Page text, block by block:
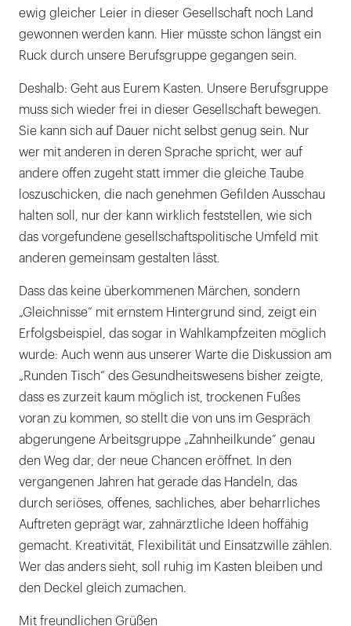
ewig gleicher Leier in dieser Gesellschaft noch Land
gewonnen werden kann. Hier müsste schon längst ein
Ruck durch unsere Berufsgruppe gegangen sein.
Deshalb: Geht aus Eurem Kasten. Unsere Berufsgruppe
muss sich wieder frei in dieser Gesellschaft bewegen.
Sie kann sich auf Dauer nicht selbst genug sein. Nur
wer mit anderen in deren Sprache spricht, wer auf
andere offen zugeht statt immer die gleiche Taube
loszuschicken, die nach genehmen Gefilden Ausschau
halten soll, nur der kann wirklich feststellen, wie sich
das vorgefundene gesellschaftspolitische Umfeld mit
anderen gemeinsam gestalten lässt.
Dass das keine überkommenen Märchen, sondern
„Gleichnisse“ mit ernstem Hintergrund sind, zeigt ein
Erfolgsbeispiel, das sogar in Wahlkampfzeiten möglich
wurde: Auch wenn aus unserer Warte die Diskussion am
„Runden Tisch“ des Gesundheitswesens bisher zeigte,
dass es zurzeit kaum möglich ist, trockenen Fußes
voran zu kommen, so stellt die von uns im Gespräch
abgerungene Arbeitsgruppe „Zahnheilkunde“ genau
den Weg dar, der neue Chancen eröffnet. In den
vergangenen Jahren hat gerade das Handeln, das
durch seriöses, offenes, sachliches, aber beharrliches
Auftreten geprägt war, zahnärztliche Ideen hoffähig
gemacht. Kreativität, Flexibilität und Einsatzwille zählen.
Wer das anders sieht, soll ruhig im Kasten bleiben und
den Deckel gleich zumachen.
Mit freundlichen Grüßen